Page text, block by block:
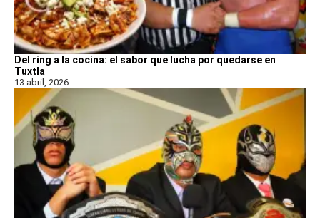
Del ring a la cocina: el sabor que lucha por quedarse en
Tuxtla
13 abril, 2026